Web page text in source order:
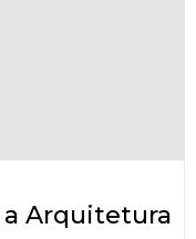
a Arquitetura